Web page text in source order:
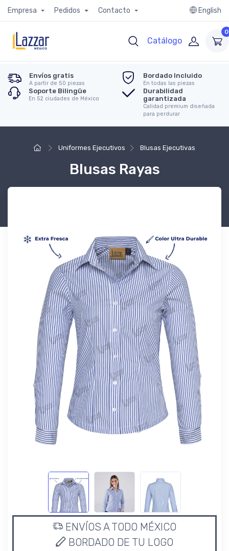
Empresa Pedidos Contacto English
Catálogo
0
Envíos gratis
A partir de 50 piezas
Bordado Incluido
En todas las piezas
Soporte Bilingüe
En 52 ciudades de México
Durabilidad
garantizada
Calidad premium diseñada
para perdurar
Uniformes Ejecutivos Blusas Ejecutivas
Blusas Rayas
ENVÍOS A TODO MÉXICO
BORDADO DE TU LOGO